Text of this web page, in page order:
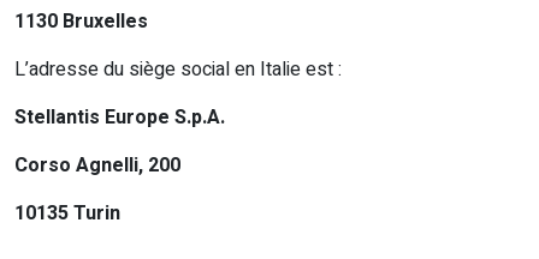
1130 Bruxelles
L’adresse du siège social en Italie est :
Stellantis Europe S.p.A.
Corso Agnelli, 200
10135 Turin